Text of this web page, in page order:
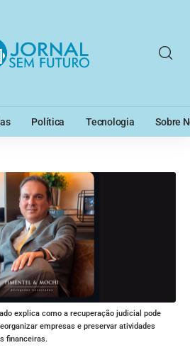
Política Tecnologia Sobre
explica como a recuperação judicial pode
empresas e preservar atividades
financeiras.